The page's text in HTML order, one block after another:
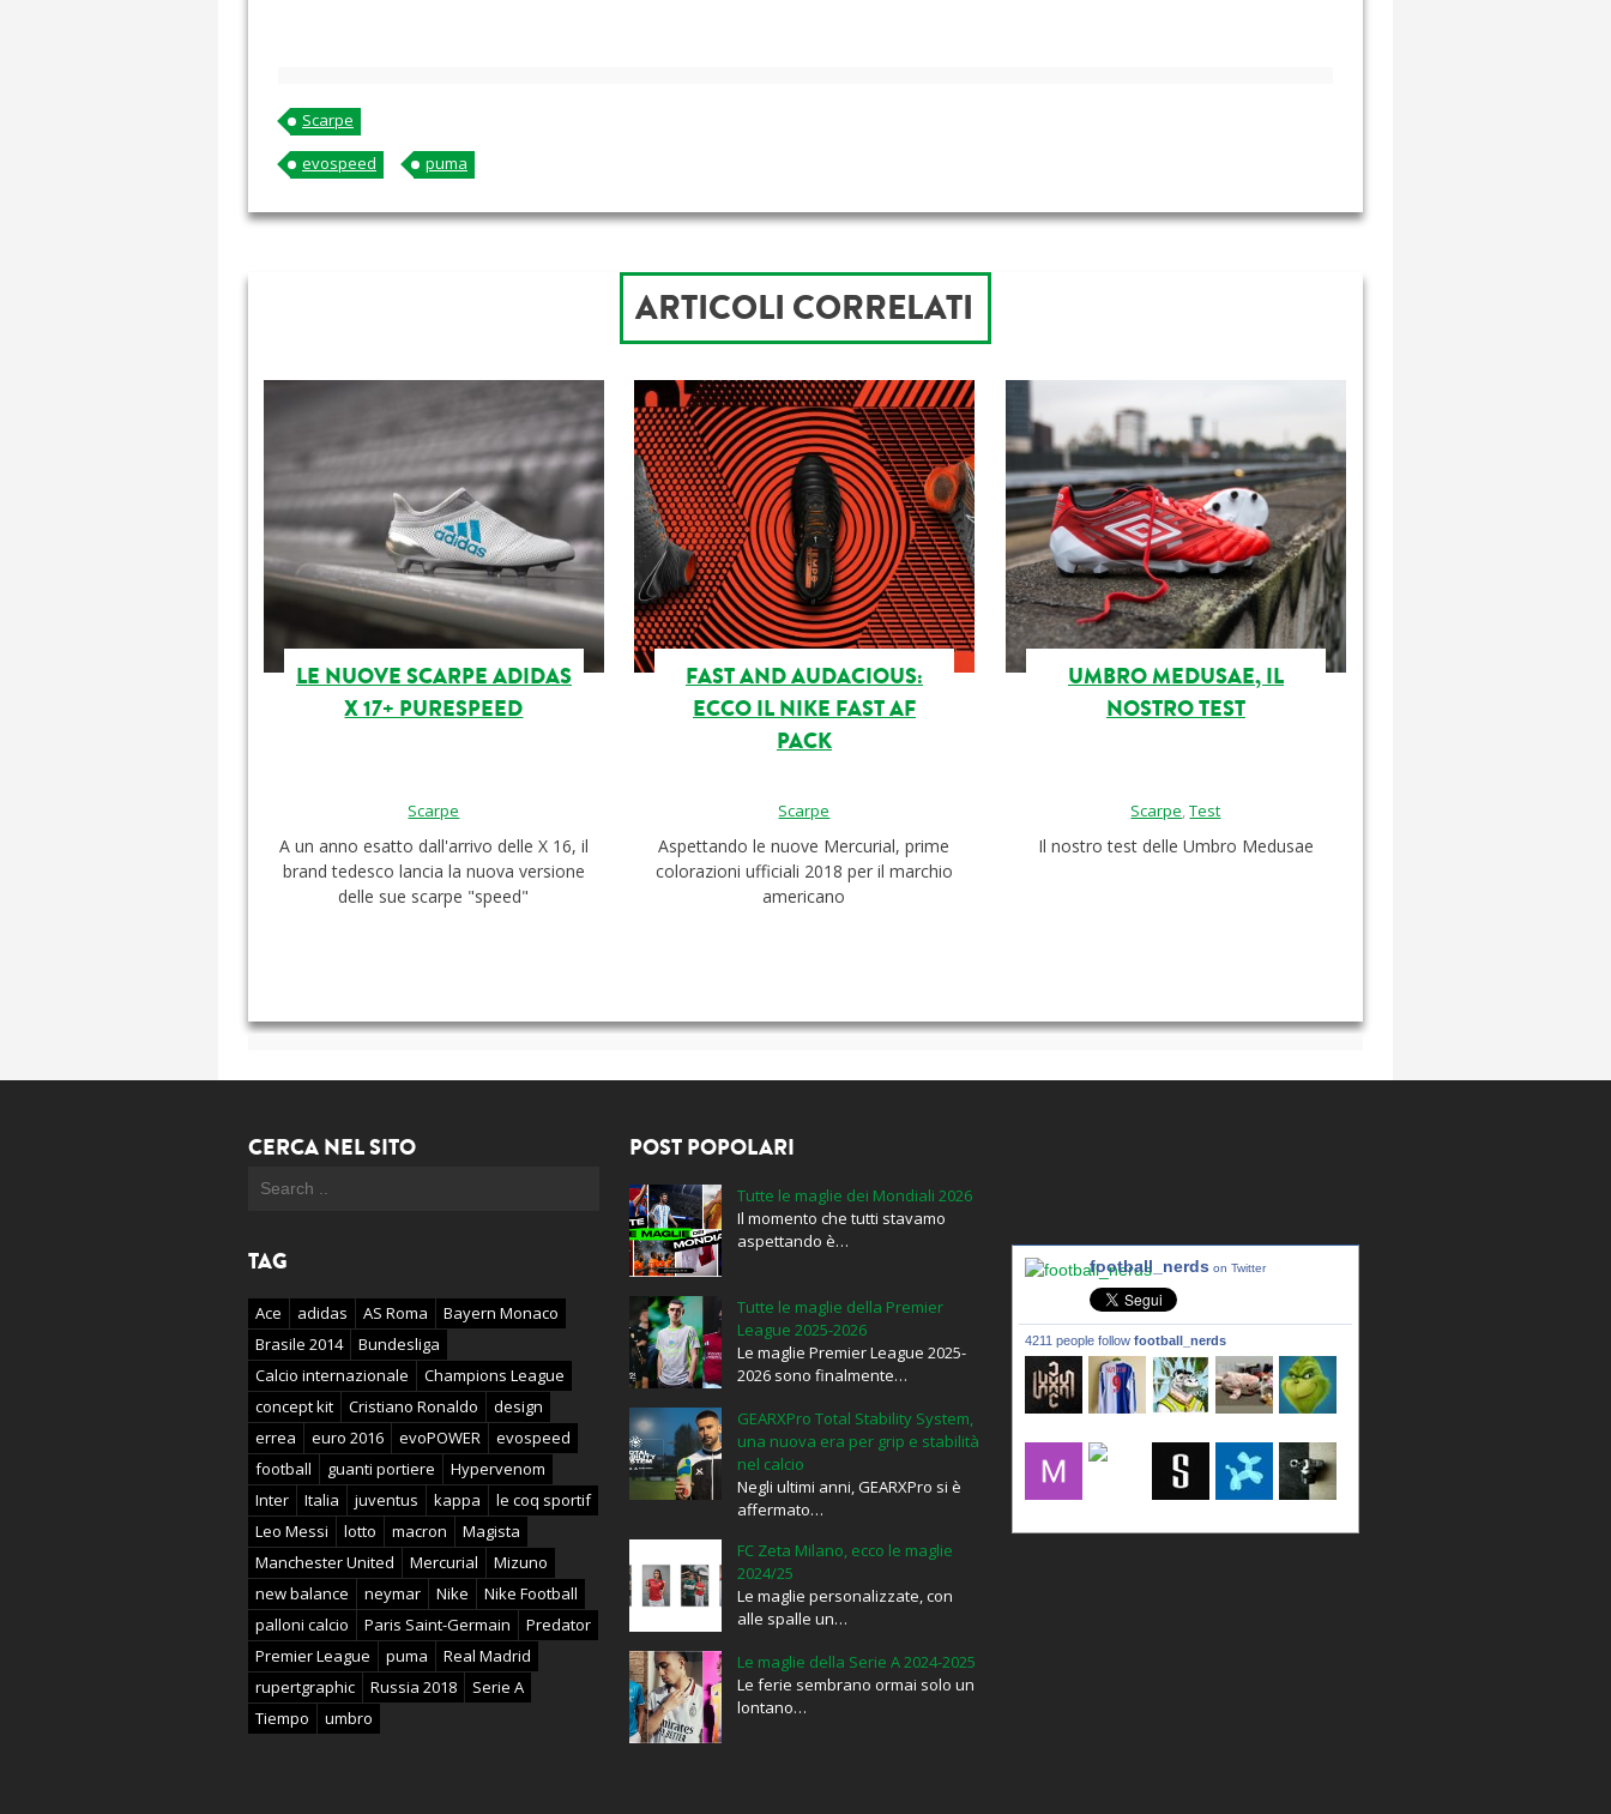
Scarpe
evospeed
puma
ARTICOLI CORRELATI
LE NUOVE SCARPE ADIDAS
X 17+ PURESPEED
Scarpe
A un anno esatto dall'arrivo delle X 16, il
brand tedesco lancia la nuova versione
delle sue scarpe "speed"
FAST AND AUDACIOUS:
ECCO IL NIKE FAST AF
PACK
Scarpe
Aspettando le nuove Mercurial, prime
colorazioni ufficiali 2018 per il marchio
americano
UMBRO MEDUSAE, IL
NOSTRO TEST
Scarpe,Test
Il nostro test delle Umbro Medusae
CERCA NEL SITO
TAG
Ace adidas AS Roma
Bayern Monaco
Brasile 2014
Bundesliga
Calcio internazionale
Champions League
concept kit
Cristiano Ronaldo
design
errea
euro 2016 evoPOWER
evospeed
football
guanti portiere
Hypervenom
Inter
Italia juventus kappa
le coq sportif
Leo Messi
lotto macron
Magista
Manchester United
Mercurial
Mizuno
new balance
neymar Nike
Nike Football
palloni calcio
Paris Saint-Germain
Predator
Premier League
puma
Real Madrid
rupertgraphic
Russia 2018
Serie A
Tiempo
umbro
POST POPOLARI
Tutte le maglie dei Mondiali 2026
Il momento che tutti stavamo
aspettando è…
Tutte le maglie della Premier
League 2025-2026
Le maglie Premier League 2025-
2026 sono finalmente…
GEARXPro Total Stability System,
una nuova era per grip e stabilità
nel calcio
Negli ultimi anni, GEARXPro si è
affermato…
FC Zeta Milano, ecco le maglie
2024/25
Le maglie personalizzate, con
alle spalle un…
Le maglie della Serie A 2024-2025
Le ferie sembrano ormai solo un
lontano…
football_nerds on Twitter
4211 people follow football_nerds